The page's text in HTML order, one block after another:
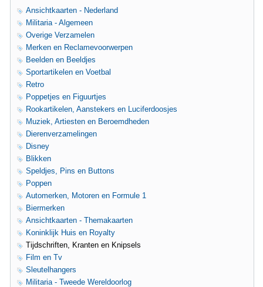
Ansichtkaarten - Nederland
Militaria - Algemeen
Overige Verzamelen
Merken en Reclamevoorwerpen
Beelden en Beeldjes
Sportartikelen en Voetbal
Retro
Poppetjes en Figuurtjes
Rookartikelen, Aanstekers en Luciferdoosjes
Muziek, Artiesten en Beroemdheden
Dierenverzamelingen
Disney
Blikken
Speldjes, Pins en Buttons
Poppen
Automerken, Motoren en Formule 1
Biermerken
Ansichtkaarten - Themakaarten
Koninklijk Huis en Royalty
Tijdschriften, Kranten en Knipsels
Film en Tv
Sleutelhangers
Militaria - Tweede Wereldoorlog